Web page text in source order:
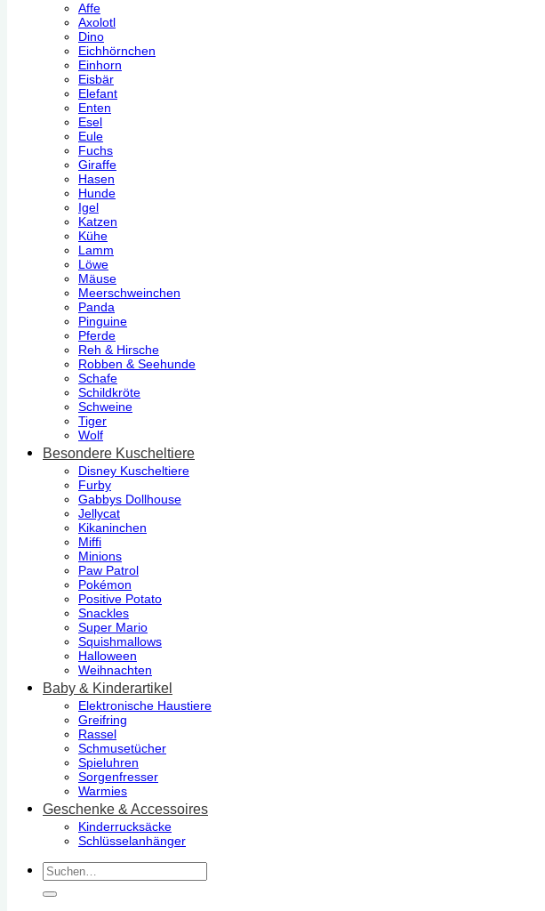
Affe
Axolotl
Dino
Eichhörnchen
Einhorn
Eisbär
Elefant
Enten
Esel
Eule
Fuchs
Giraffe
Hasen
Hunde
Igel
Katzen
Kühe
Lamm
Löwe
Mäuse
Meerschweinchen
Panda
Pinguine
Pferde
Reh & Hirsche
Robben & Seehunde
Schafe
Schildkröte
Schweine
Tiger
Wolf
Besondere Kuscheltiere
Disney Kuscheltiere
Furby
Gabbys Dollhouse
Jellycat
Kikaninchen
Miffi
Minions
Paw Patrol
Pokémon
Positive Potato
Snackles
Super Mario
Squishmallows
Halloween
Weihnachten
Baby & Kinderartikel
Elektronische Haustiere
Greifring
Rassel
Schmusetücher
Spieluhren
Sorgenfresser
Warmies
Geschenke & Accessoires
Kinderrucksäcke
Schlüsselanhänger
Suchen